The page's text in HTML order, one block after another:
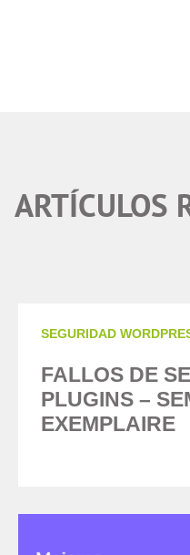
ARTÍCULOS
SEGURIDAD
FALLOS DE
PLUGINS –
EXEMPLAIRE